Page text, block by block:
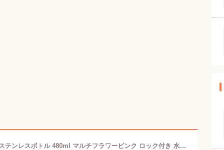
Francfranc フランフラン ワンタッチ ステンレスボトル 480ml マルチフラワーピンク ロック付き 水筒 マイボトル スリム プレゼント ギフト 贈り物